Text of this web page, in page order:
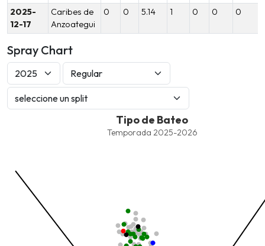
2025-
12-17
Caribes de
Anzoategui
0 0 5.14 1 0 0 0
Spray Chart
Combination chart with 9 data series.
The chart has 1 X axis displaying values. Data ranges from -
The chart has 1 Y axis displaying values. Data ranges from -
Tipo de Bateo
Temporada 2025-2026